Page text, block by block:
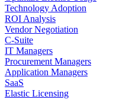
Technology Adoption
ROI Analysis
Vendor Negotiation
C-Suite
IT Managers
Procurement Managers
Application Managers
SaaS
Elastic Licensing